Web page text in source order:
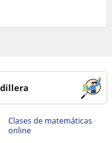
Clases de matemáticas
online